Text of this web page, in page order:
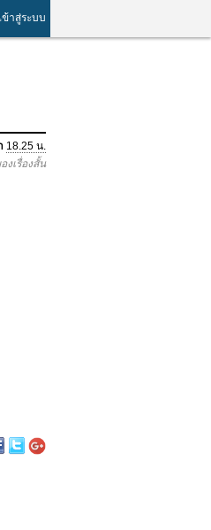
เข้าสู่ระบบ
18.25 น.
งเรื่องสั้น